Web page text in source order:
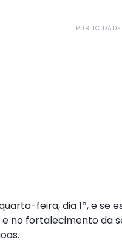
PUBLICIDADE
feira, dia 1º, e se
no fortalecimento da